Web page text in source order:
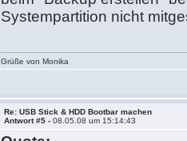
Systempartition nicht
Grüße von Monika
Re: USB Stick & HDD Bootbar machen
Antwort #5 -08.05.08 um 15:14:43